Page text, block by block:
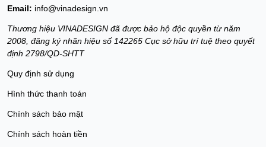
Email: info@vinadesign.vn
Thương hiệu VINADESIGN đã được bảo hộ độc quyền từ năm
2008, đăng ký nhãn hiệu số 142265 Cục sở hữu trí tuệ theo quyết
định 2798/QD-SHTT
Quy định sử dụng
Hình thức thanh toán
Chính sách bảo mật
Chính sách hoàn tiền